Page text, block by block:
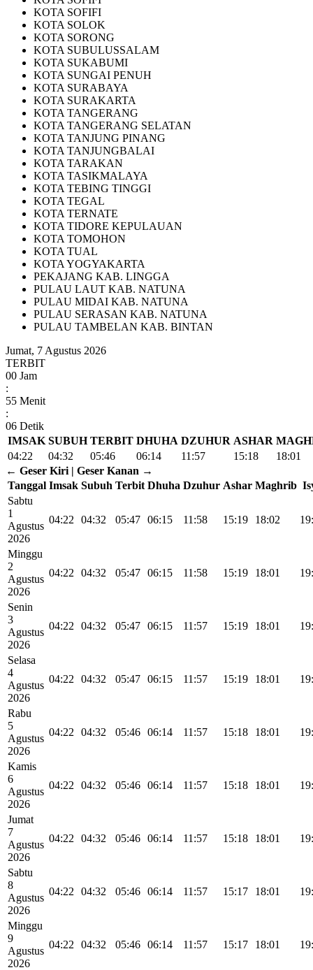
KOTA SOFIFI
KOTA SOLOK
KOTA SORONG
KOTA SUBULUSSALAM
KOTA SUKABUMI
KOTA SUNGAI PENUH
KOTA SURABAYA
KOTA SURAKARTA
KOTA TANGERANG
KOTA TANGERANG SELATAN
KOTA TANJUNG PINANG
KOTA TANJUNGBALAI
KOTA TARAKAN
KOTA TASIKMALAYA
KOTA TEBING TINGGI
KOTA TEGAL
KOTA TERNATE
KOTA TIDORE KEPULAUAN
KOTA TOMOHON
KOTA TUAL
KOTA YOGYAKARTA
PEKAJANG KAB. LINGGA
PULAU LAUT KAB. NATUNA
PULAU MIDAI KAB. NATUNA
PULAU SERASAN KAB. NATUNA
PULAU TAMBELAN KAB. BINTAN
Jumat, 7 Agustus 2026
TERBIT
00 Jam
:
55 Menit
:
05 Detik
IMSAK SUBUH TERBIT DHUHA DZUHUR ASHAR
04:22
04:32 05:46 06:14 11:57 15:18
18:01
← Geser Kiri | Geser Kanan →
Tanggal Imsak Subuh Terbit Dhuha Dzuhur Ashar Maghrib
Sabtu
1
Agustus
2026
04:22 04:32 05:47 06:15 11:58 15:19 18:02
Minggu
2
Agustus
2026
04:22 04:32 05:47 06:15 11:58 15:19 18:01
Senin
3
Agustus
2026
04:22 04:32 05:47 06:15 11:57 15:19 18:01
Selasa
4
Agustus
2026
04:22 04:32 05:47 06:15 11:57 15:19 18:01
Rabu
5
Agustus
2026
04:22 04:32 05:46 06:14 11:57 15:18 18:01
Kamis
6
Agustus
2026
04:22 04:32 05:46 06:14 11:57 15:18 18:01
Jumat
7
Agustus
2026
04:22 04:32 05:46 06:14 11:57 15:18 18:01
Sabtu
8
Agustus
2026
04:22 04:32 05:46 06:14 11:57 15:17 18:01
Minggu
9
Agustus
2026
04:22 04:32 05:46 06:14 11:57 15:17 18:01